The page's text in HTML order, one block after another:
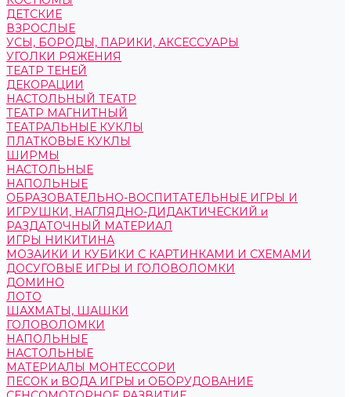
ДЕТСКИЕ
ВЗРОСЛЫЕ
УСЫ, БОРОДЫ, ПАРИКИ, АКСЕССУАРЫ
УГОЛКИ РЯЖЕНИЯ
ТЕАТР ТЕНЕЙ
ДЕКОРАЦИИ
НАСТОЛЬНЫЙ ТЕАТР
ТЕАТР МАГНИТНЫЙ
ТЕАТРАЛЬНЫЕ КУКЛЫ
ПЛАТКОВЫЕ КУКЛЫ
ШИРМЫ
НАСТОЛЬНЫЕ
НАПОЛЬНЫЕ
ОБРАЗОВАТЕЛЬНО-ВОСПИТАТЕЛЬНЫЕ ИГРЫ И
ИГРУШКИ, НАГЛЯДНО-ДИДАКТИЧЕСКИЙ и
РАЗДАТОЧНЫЙ МАТЕРИАЛ
ИГРЫ НИКИТИНА
МОЗАИКИ И КУБИКИ С КАРТИНКАМИ И СХЕМАМИ
ДОСУГОВЫЕ ИГРЫ И ГОЛОВОЛОМКИ
ДОМИНО
ЛОТО
ШАХМАТЫ, ШАШКИ
ГОЛОВОЛОМКИ
НАПОЛЬНЫЕ
НАСТОЛЬНЫЕ
МАТЕРИАЛЫ МОНТЕССОРИ
ПЕСОК и ВОДА ИГРЫ и ОБОРУДОВАНИЕ